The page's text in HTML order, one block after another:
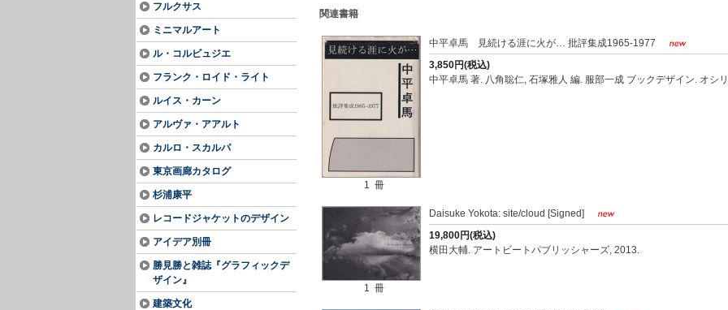
フルクサス
ミニマルアート
ル・コルビュジエ
フランク・ロイド・ライト
ルイス・カーン
アルヴァ・アアルト
カルロ・スカルパ
東京画廊カタログ
杉浦康平
レコードジャケットのデザイン
アイデア別冊
勝見勝と雑誌『グラフィックデ
ザイン』
建築文化
関連書籍
1 冊
中平卓馬 見続ける涯に火が… 批評集成1965-1977
3,850円(税込)
中平卓馬 著. 八角聡仁, 石塚雅人 編. 服部一成 ブックデザイン. オシ
1 冊
Daisuke Yokota: site/cloud [Signed]
19,800円(税込)
横田大輔. アートビートパブリッシャーズ, 2013.